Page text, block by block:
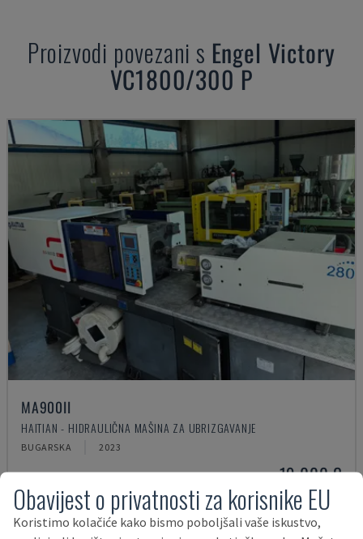
Proizvodi povezani s Engel Victory
VC1800/300 P
MA900ІІ
HAITIAN - HIDRAULIČNA MAŠINA ZA UBRIZGAVANJE
BUGARSKA 2023
19.000 €
Obavijest o privatnosti za korisnike EU
Koristimo kolačiće kako bismo poboljšali vaše iskustvo,